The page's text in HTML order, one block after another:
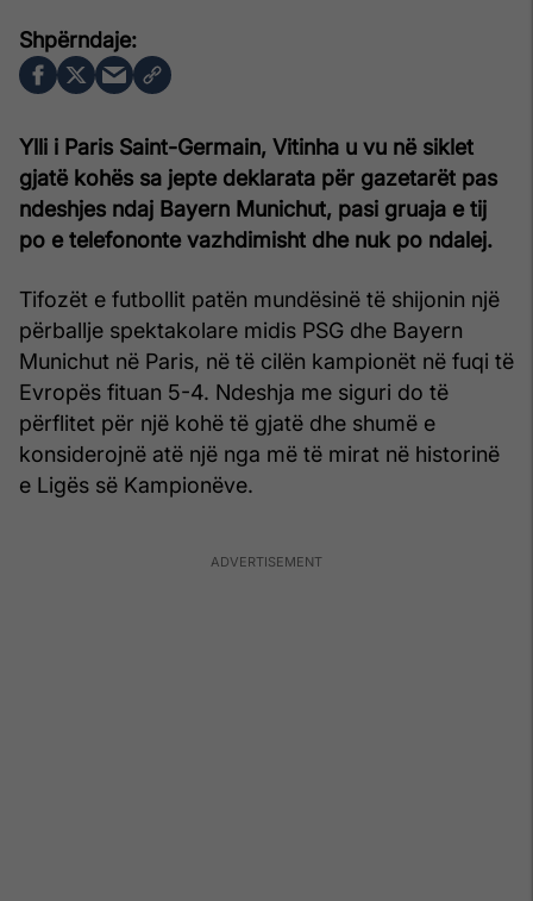
Ylli i Paris Saint-Germain, Vitinha u vu në siklet
gjatë kohës sa jepte deklarata për gazetarët pas
ndeshjes ndaj Bayern Munichut, pasi gruaja e tij
po e telefononte vazhdimisht dhe nuk po ndalej.
Tifozët e futbollit patën mundësinë të shijonin një
përballje spektakolare midis PSG dhe Bayern
Munichut në Paris, në të cilën kampionët në fuqi të
Evropës fituan 5-4. Ndeshja me siguri do të
përflitet për një kohë të gjatë dhe shumë e
konsiderojnë atë një nga më të mirat në historinë
e Ligës së Kampionëve.